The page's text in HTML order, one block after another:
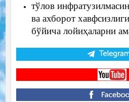
тўлов
ва ахборот
бўйича лойиҳаларни